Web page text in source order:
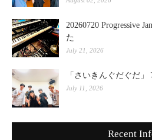
20260720 Progressive
た
July 21, 2026
「さいきんぐだぐだ」
July 11, 2026
Recent